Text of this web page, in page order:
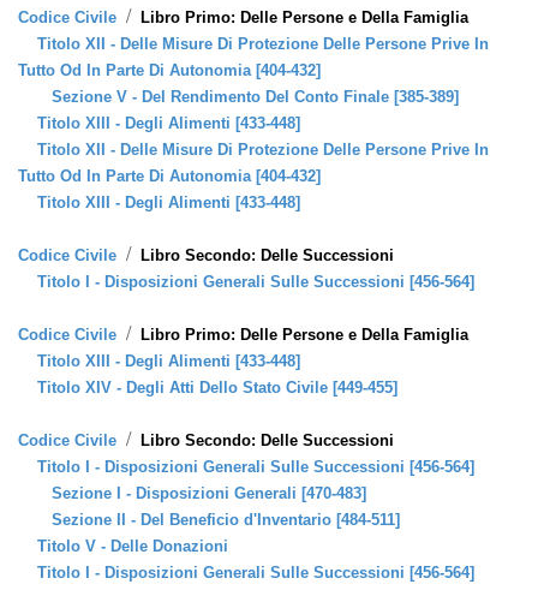
Codice Civile / Libro Primo: Delle Persone e Della Famiglia
Titolo XII - Delle Misure Di Protezione Delle Persone Prive In
Tutto Od In Parte Di Autonomia [404-432]
Sezione V - Del Rendimento Del Conto Finale [385-389]
Titolo XIII - Degli Alimenti [433-448]
Titolo XII - Delle Misure Di Protezione Delle Persone Prive In
Tutto Od In Parte Di Autonomia [404-432]
Titolo XIII - Degli Alimenti [433-448]
Codice Civile / Libro Secondo: Delle Successioni
Titolo I - Disposizioni Generali Sulle Successioni [456-564]
Codice Civile / Libro Primo: Delle Persone e Della Famiglia
Titolo XIII - Degli Alimenti [433-448]
Titolo XIV - Degli Atti Dello Stato Civile [449-455]
Codice Civile / Libro Secondo: Delle Successioni
Titolo I - Disposizioni Generali Sulle Successioni [456-564]
Sezione I - Disposizioni Generali [470-483]
Sezione II - Del Beneficio d'Inventario [484-511]
Titolo V - Delle Donazioni
Titolo I - Disposizioni Generali Sulle Successioni [456-564]